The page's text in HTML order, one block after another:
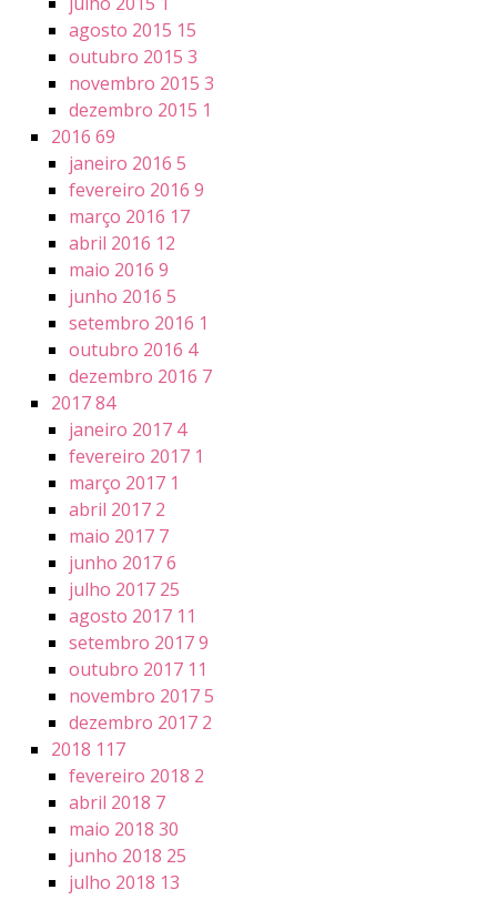
agosto 2015 15
outubro 2015 3
novembro 2015 3
dezembro 2015 1
2016 69
janeiro 2016 5
fevereiro 2016 9
março 2016 17
abril 2016 12
maio 2016 9
junho 2016 5
setembro 2016 1
outubro 2016 4
dezembro 2016 7
201784
janeiro 2017 4
fevereiro 2017 1
março 2017 1
abril 2017 2
maio 2017 7
junho 20176
julho 2017 25
agosto 2017 11
setembro 20179
outubro 2017 11
novembro 20175
dezembro 2017 2
2018 117
fevereiro 2018 2
abril 2018 7
maio 2018 30
junho 2018 25
julho 2018 13